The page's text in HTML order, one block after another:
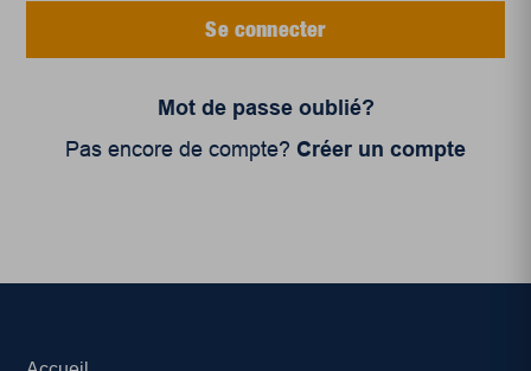
Se connecter
Mot de passe oublié?
Pas encore de compte? Créer un compte